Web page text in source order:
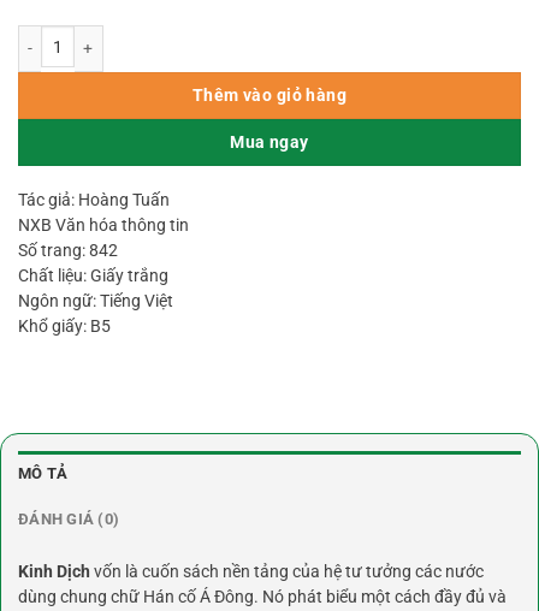
Thêm vào giỏ hàng
Mua ngay
Tác giả: Hoàng Tuấn
NXB Văn hóa thông tin
Số trang: 842
Chất liệu: Giấy trắng
Ngôn ngữ: Tiếng Việt
Khổ giấy: B5
MÔ TẢ
ĐÁNH GIÁ (0)
Kinh Dịch vốn là cuốn sách nền tảng của hệ tư tưởng các nước
dùng chung chữ Hán cố Á Đông. Nó phát biểu một cách đầy đủ và